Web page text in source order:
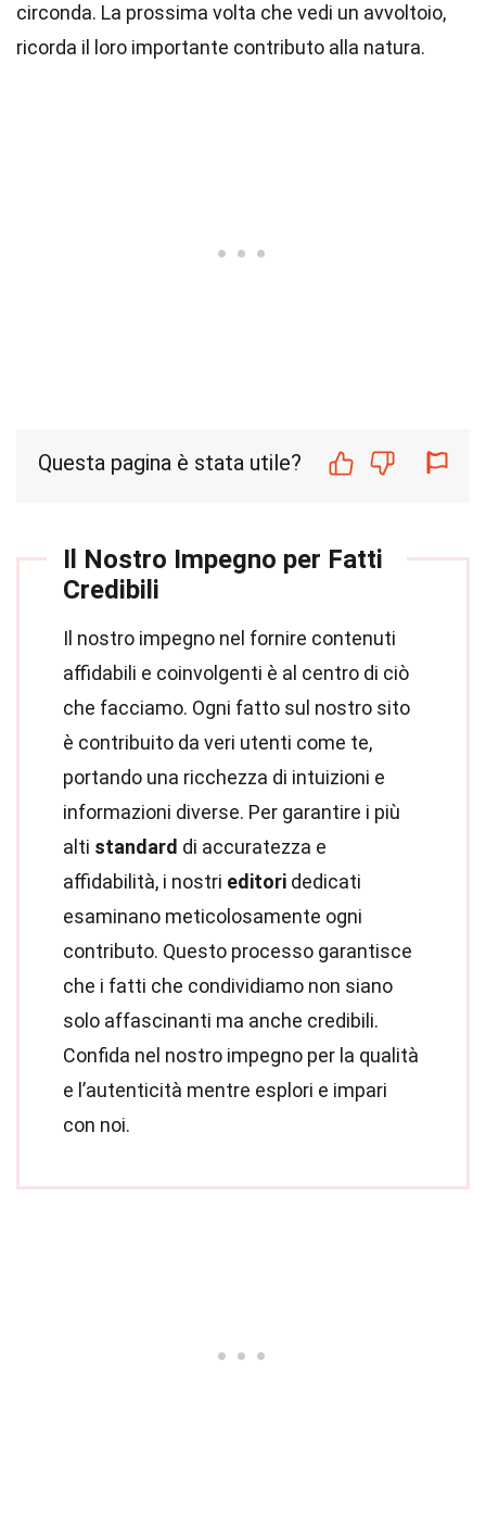
circonda. La prossima volta che vedi un avvoltoio,
ricorda il loro importante contributo alla natura.
Questa pagina è stata utile?
Il Nostro Impegno per Fatti
Credibili
Il nostro impegno nel fornire contenuti
affidabili e coinvolgenti è al centro di ciò
che facciamo. Ogni fatto sul nostro sito
è contribuito da veri utenti come te,
portando una ricchezza di intuizioni e
informazioni diverse. Per garantire i più
alti standard di accuratezza e
affidabilità, i nostri editori dedicati
esaminano meticolosamente ogni
contributo. Questo processo garantisce
che i fatti che condividiamo non siano
solo affascinanti ma anche credibili.
Confida nel nostro impegno per la qualità
e l’autenticità mentre esplori e impari
con noi.